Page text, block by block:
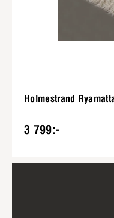
Holmestrand
3 799:-